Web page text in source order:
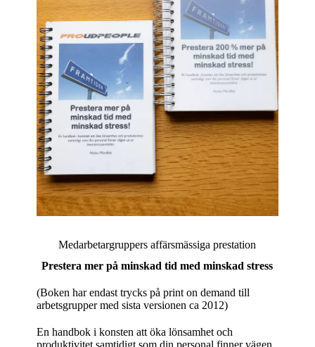
Medarbetargruppers affärsmässiga prestation
Prestera mer på minskad tid med minskad stress
(Boken har endast trycks på print on demand till
arbetsgrupper med sista versionen ca 2012)
En handbok i konsten att öka lönsamhet och
produktivitet samtidigt som din personal finner vägen